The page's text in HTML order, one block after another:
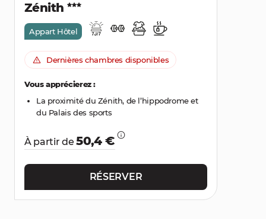
Zénith
Appart Hôtel
Dernières chambres disponibles
Vous apprécierez :
La proximité du Zénith, de l’hippodrome et
du Palais des sports
À partir de50,4 €
RÉSERVER